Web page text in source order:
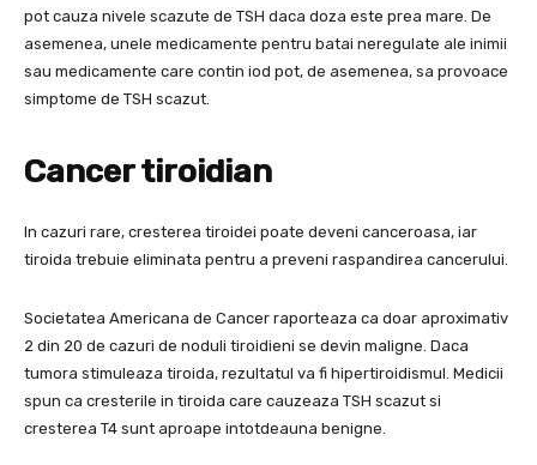
pot cauza nivele scazute de TSH daca doza este prea mare. De
asemenea, unele medicamente pentru batai neregulate ale inimii
sau medicamente care contin iod pot, de asemenea, sa provoace
simptome de TSH scazut.
Cancer tiroidian
In cazuri rare, cresterea tiroidei poate deveni canceroasa, iar
tiroida trebuie eliminata pentru a preveni raspandirea cancerului.
Societatea Americana de Cancer raporteaza ca doar aproximativ
2 din 20 de cazuri de noduli tiroidieni se devin maligne. Daca
tumora stimuleaza tiroida, rezultatul va fi hipertiroidismul. Medicii
spun ca cresterile in tiroida care cauzeaza TSH scazut si
cresterea T4 sunt aproape intotdeauna benigne.